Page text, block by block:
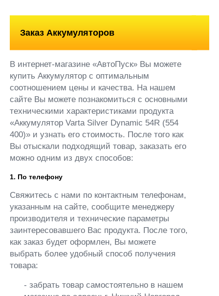
Заказ Аккумуляторов
В интернет-магазине «АвтоПуск» Вы можете
купить Аккумулятор с оптимальным
соотношением цены и качества. На нашем
сайте Вы можете познакомиться с основными
техническими характеристиками продукта
«Аккумулятор Varta Silver Dynamic 54R (554
400)» и узнать его стоимость. После того как
Вы отыскали подходящий товар, заказать его
можно одним из двух способов:
1. По телефону
Свяжитесь с нами по контактным телефонам,
указанным на сайте, сообщите менеджеру
производителя и технические параметры
заинтересовавшего Вас продукта. После того,
как заказ будет оформлен, Вы можете
выбрать более удобный способ получения
товара:
- забрать товар самостоятельно в нашем